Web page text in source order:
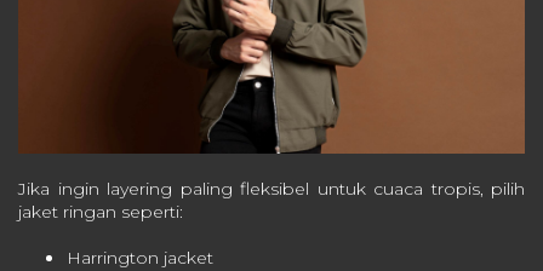
Jika ingin layering paling fleksibel untuk cuaca tropis, pilih
jaket ringan seperti:
Harrington jacket